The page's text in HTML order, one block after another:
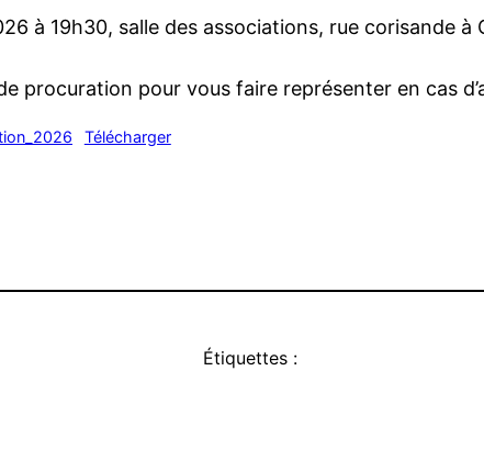
à 19h30, salle des associations, rue corisande à
procuration pour vous faire représenter en cas
Télécharger
Étiquettes :